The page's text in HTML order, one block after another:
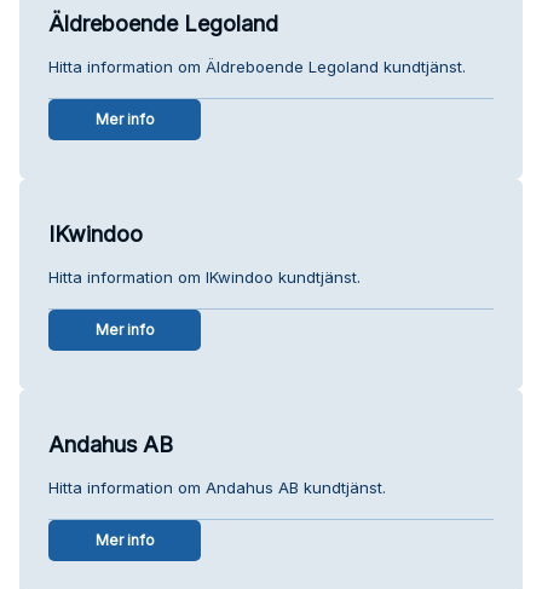
Äldreboende Legoland
Hitta information om Äldreboende Legoland kundtjänst.
Mer info
IKwindoo
Hitta information om IKwindoo kundtjänst.
Mer info
Andahus AB
Hitta information om Andahus AB kundtjänst.
Mer info